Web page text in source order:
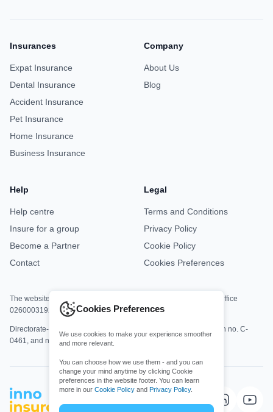
Insurances
Expat Insurance
Dental Insurance
Accident Insurance
Pet Insurance
Home Insurance
Business Insurance
Company
About Us
Blog
Help
Help centre
Insure for a group
Become a Partner
Contact
Legal
Terms and Conditions
Privacy Policy
Cookie Policy
Cookies Preferences
The website is jointly operated by Asisa Office M8813 and DKV Office
0260003192.
Directorate-General for Insurance and Pension Funds registration no. C-
0461, and no. C-0161.
Cookies Preferences
We use cookies to make your experience smoother
and more relevant.
You can choose how we use them - and you can
change your mind anytime by clicking Cookie
preferences in the website footer. You can learn
more in our Cookie Policy and Privacy Policy.